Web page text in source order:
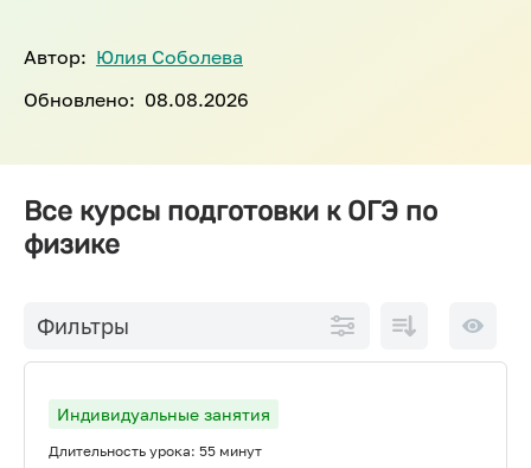
Автор: Юлия Соболева
Обновлено: 08.08.2026
Все курсы подготовки к ОГЭ по
физике
Фильтры
возрастанию
10 на
Индивидуальные занятия
Длительность урока: 55 минут